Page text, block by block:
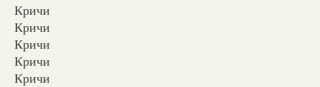
Кричи
Кричи
Кричи
Кричи
Кричи